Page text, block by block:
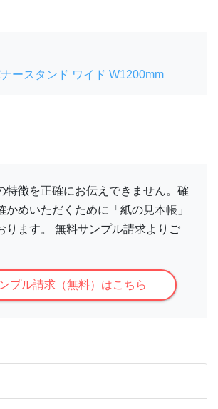
ースタンド ワイド W1200mm
特徴を正確にお伝えできません。確
かめいただくために「紙の見本帳」
ります。 無料サンプル請求よりご
プル請求（無料）はこちら